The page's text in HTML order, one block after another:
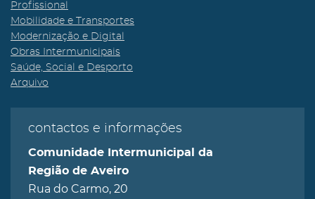
Profissional
Mobilidade e Transportes
Modernização e Digital
Obras Intermunicipais
Saúde, Social e Desporto
Arquivo
contactos e informações
Comunidade Intermunicipal da
Região de Aveiro
Rua do Carmo, 20